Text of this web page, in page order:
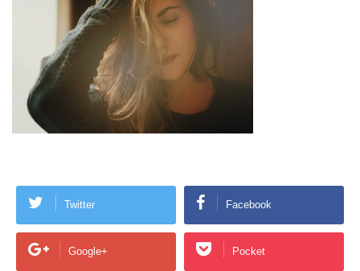
Twitter Facebook
Google+ Pocket